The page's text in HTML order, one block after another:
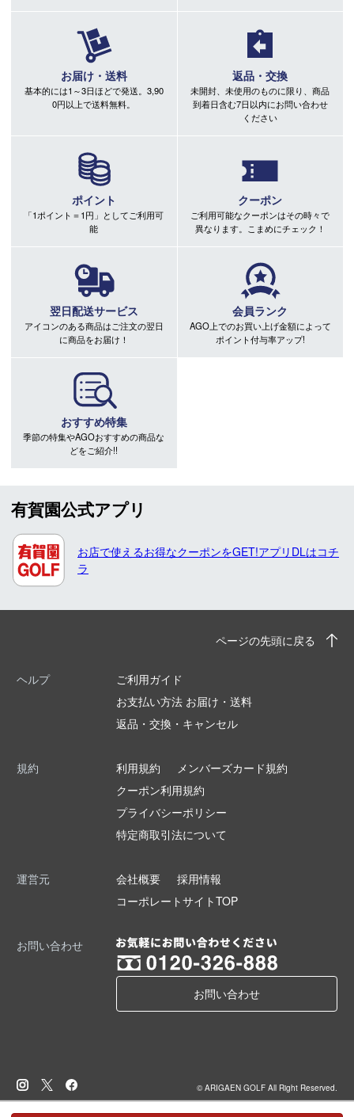
お届け・送料
基本的には1～3日ほどで発送。3,90
0円以上で送料無料。
返品・交換
未開封、未使用のものに限り、商品
到着日含む7日以内にお問い合わせ
ください
ポイント
「1ポイント＝1円」としてご利用可
能
クーポン
ご利用可能なクーポンはその時々で
異なります。こまめにチェック！
翌日配送サービス
アイコンのある商品はご注文の翌日
に商品をお届け！
会員ランク
AGO上でのお買い上げ金額によって
ポイント付与率アップ!
おすすめ特集
季節の特集やAGOおすすめの商品な
どをご紹介!!
有賀園公式アプリ
お店で使えるお得なクーポンをGET!アプリDLはコチ
ラ
ページの先頭に戻る
ヘルプ
ご利用ガイド
お支払い方法 お届け・送料
返品・交換・キャンセル
規約 利用規約
メンバーズカード規約
クーポン利用規約
プライバシーポリシー
特定商取引法について
運営元 会社概要
採用情報
コーポレートサイトTOP
お問い合わせ
お問い合わせ
© ARIGAEN GOLF All Right Reserved.